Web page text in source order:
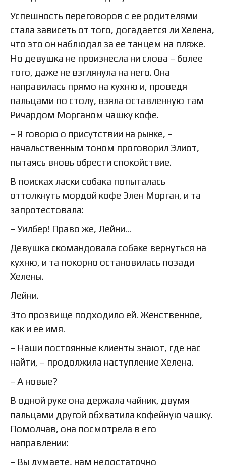
Успешность переговоров с ее родителями
стала зависеть от того, догадается ли Хелена,
что это он наблюдал за ее танцем на пляже.
Но девушка не произнесла ни слова – более
того, даже не взглянула на него. Она
направилась прямо на кухню и, проведя
пальцами по столу, взяла оставленную там
Ричардом Морганом чашку кофе.
– Я говорю о присутствии на рынке, –
начальственным тоном проговорил Элиот,
пытаясь вновь обрести спокойствие.
В поисках ласки собака попыталась
оттолкнуть мордой кофе Элен Морган, и та
запротестовала:
– Уилбер! Право же, Лейни…
Девушка скомандовала собаке вернуться на
кухню, и та покорно остановилась позади
Хелены.
Лейни.
Это прозвище подходило ей. Женственное,
как и ее имя.
– Наши постоянные клиенты знают, где нас
найти, – продолжила наступление Хелена.
– А новые?
В одной руке она держала чайник, двумя
пальцами другой обхватила кофейную чашку.
Помолчав, она посмотрела в его
направлении:
– Вы думаете, нам недостаточно